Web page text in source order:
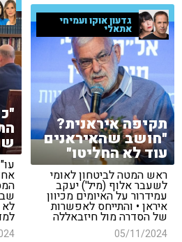
לא
גדעון אוקו ועמיחי
אתאלי
תקיפה איראנית?
"חושב שהאיראנים
עוד לא החליטו"
ראש המטה לביטחון לאומי
לשעבר אלוף (מיל') יעקב
עמידרור על האיומים מכיוון
איראן • והתייחס לאפשרות
של הסדרה מול חיזבאללה
05/11/2024